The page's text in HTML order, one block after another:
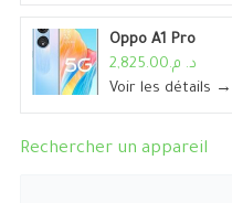
Oppo A1 Pro
د. م.2,825.00
Voir les détails →
Rechercher un appareil